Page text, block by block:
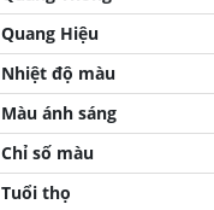
Quang Hiệu
Nhiệt độ màu
Màu ánh sáng
Chỉ số màu
Tuổi thọ